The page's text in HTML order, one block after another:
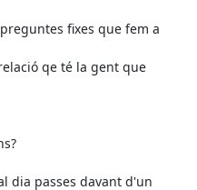
fixes que fem a
qe té la gent que